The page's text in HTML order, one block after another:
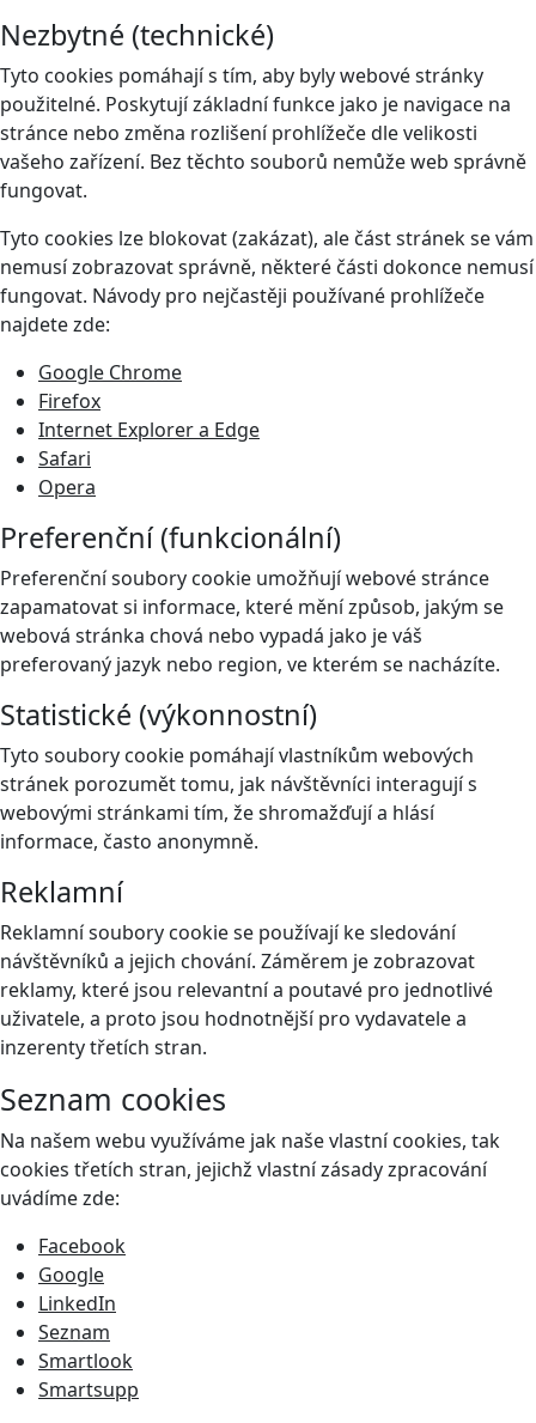
Nezbytné (technické)
Tyto cookies pomáhají s tím, aby byly webové stránky
použitelné. Poskytují základní funkce jako je navigace na
stránce nebo změna rozlišení prohlížeče dle velikosti
vašeho zařízení. Bez těchto souborů nemůže web správně
fungovat.
Tyto cookies lze blokovat (zakázat), ale část stránek se vám
nemusí zobrazovat správně, některé části dokonce nemusí
fungovat. Návody pro nejčastěji používané prohlížeče
najdete zde:
Google Chrome
Firefox
Internet Explorer a Edge
Safari
Opera
Preferenční (funkcionální)
Preferenční soubory cookie umožňují webové stránce
zapamatovat si informace, které mění způsob, jakým se
webová stránka chová nebo vypadá jako je váš
preferovaný jazyk nebo region, ve kterém se nacházíte.
Statistické (výkonnostní)
Tyto soubory cookie pomáhají vlastníkům webových
stránek porozumět tomu, jak návštěvníci interagují s
webovými stránkami tím, že shromažďují a hlásí
informace, často anonymně.
Reklamní
Reklamní soubory cookie se používají ke sledování
návštěvníků a jejich chování. Záměrem je zobrazovat
reklamy, které jsou relevantní a poutavé pro jednotlivé
uživatele, a proto jsou hodnotnější pro vydavatele a
inzerenty třetích stran.
Seznam cookies
Na našem webu využíváme jak naše vlastní cookies, tak
cookies třetích stran, jejichž vlastní zásady zpracování
uvádíme zde:
Facebook
Google
LinkedIn
Seznam
Smartlook
Smartsupp